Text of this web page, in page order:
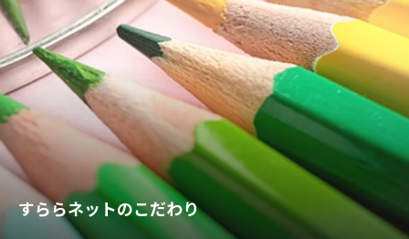
すららネットのこだわり